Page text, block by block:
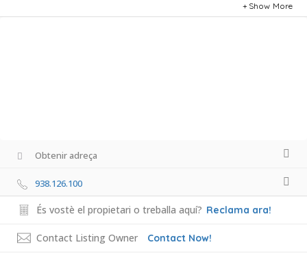
Show More
Obtenir adreça
938.126.100
És vostè el propietari o treballa aquí? Reclama ara!
Contact Listing Owner Contact Now!